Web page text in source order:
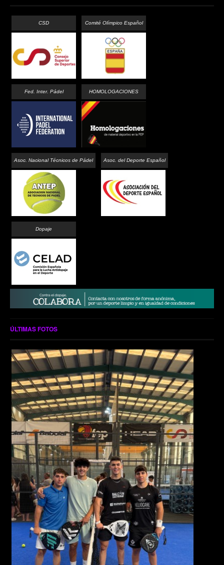
CSD Comité Olímpico Español
Fed. Inter. Pádel HOMOLOGACIONES
Asoc. Nacional Técnicos de Pádel Asoc. del Deporte Español
Dopaje
ÚLTIMAS FOTOS